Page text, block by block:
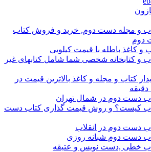
و مجله دست دوم, خرید و فروش کتاب
دوم
و کاغذ باطله با قیمت کیلویی
و کتابخانه شخصی شما شامل کتابهای غیر
کتاب و مجله و کاغذ بالاترین قیمت در
دقیقه
دست دوم در شمال تهران
کیست؟ و روش قیمت گذاری کتاب دست
دست دوم در انقلاب
دست دوم شبانه روزی
خطی ,دست نویس و عتیقه